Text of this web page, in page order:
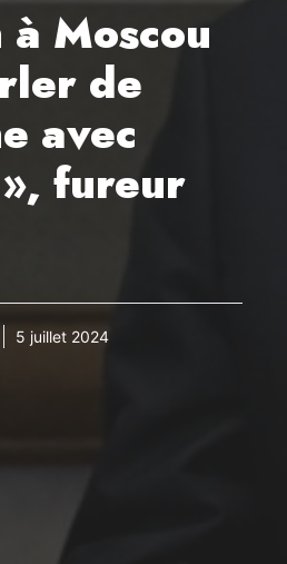
Moscou
de
avec
fureur
5 juillet 2024